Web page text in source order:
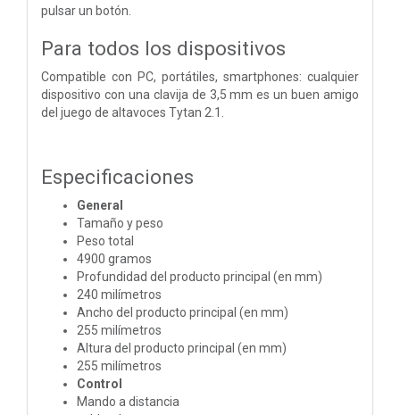
pulsar un botón.
Para todos los dispositivos
Compatible con PC, portátiles, smartphones: cualquier
dispositivo con una clavija de 3,5 mm es un buen amigo
del juego de altavoces Tytan 2.1.
Especificaciones
General
Tamaño y peso
Peso total
4900 gramos
Profundidad del producto principal (en mm)
240 milímetros
Ancho del producto principal (en mm)
255 milímetros
Altura del producto principal (en mm)
255 milímetros
Control
Mando a distancia